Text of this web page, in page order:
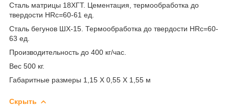
Сталь матрицы 18ХГТ. Цементация, термообработка до
твердости HRc=60-61 ед.
Сталь бегунов ШХ-15. Термообработка до твердости HRc=60-
63 ед.
Производительность до 400 кг/час.
Вес 500 кг.
Габаритные размеры 1,15 Х 0,55 Х 1,55 м
Скрыть